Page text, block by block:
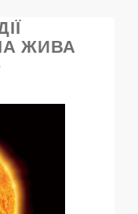
ЖИВА